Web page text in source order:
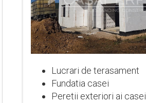
Lucrari de terasament
Fundatia casei
Peretii exteriori ai casei